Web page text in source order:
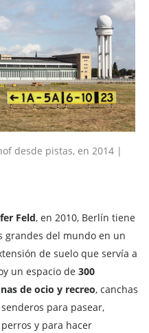
desde pistas, en 2014 |
Feld, en 2010, Berlín tiene
grandes del mundo en un
de suelo que servía a
un espacio de 300
de ocio y recreo, canchas
para pasear,
y para hacer